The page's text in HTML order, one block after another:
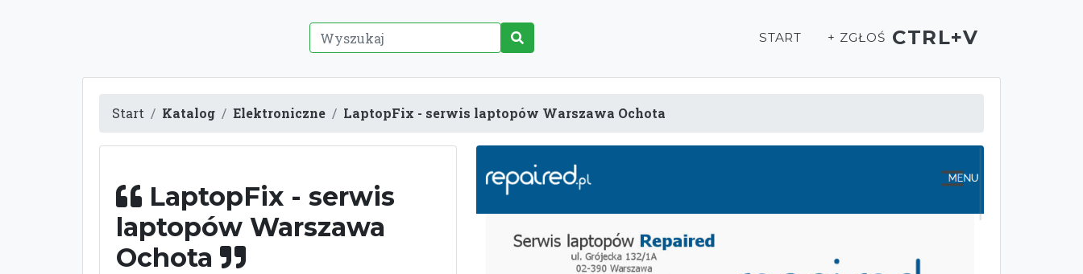
START + ZGŁOŚ CTRL+V
Start Katalog Elektroniczne LaptopFix - serwis laptopów Warszawa Ochota
LaptopFix - serwis
laptopów Warszawa
Ochota